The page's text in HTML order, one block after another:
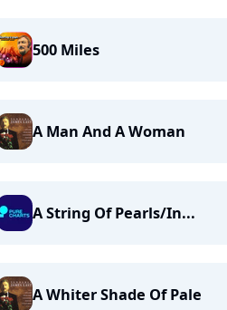
500 Miles
A Man And A Woman
A String Of Pearls/In...
A Whiter Shade Of Pale